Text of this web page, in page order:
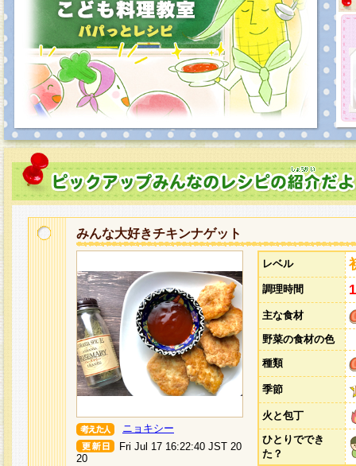
みんな大好きチキンナゲット
ニョキシー
Fri Jul 17 16:22:40 JST 20
20
レベル
調理時間
主な食材
野菜の食材の色
種類
季節
火と包丁
ひとりででき
た？